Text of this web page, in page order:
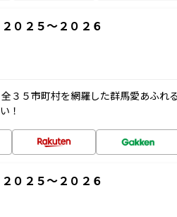
２５～２０２６
３５市町村を網羅した群馬愛あふれ
！
２５～２０２６